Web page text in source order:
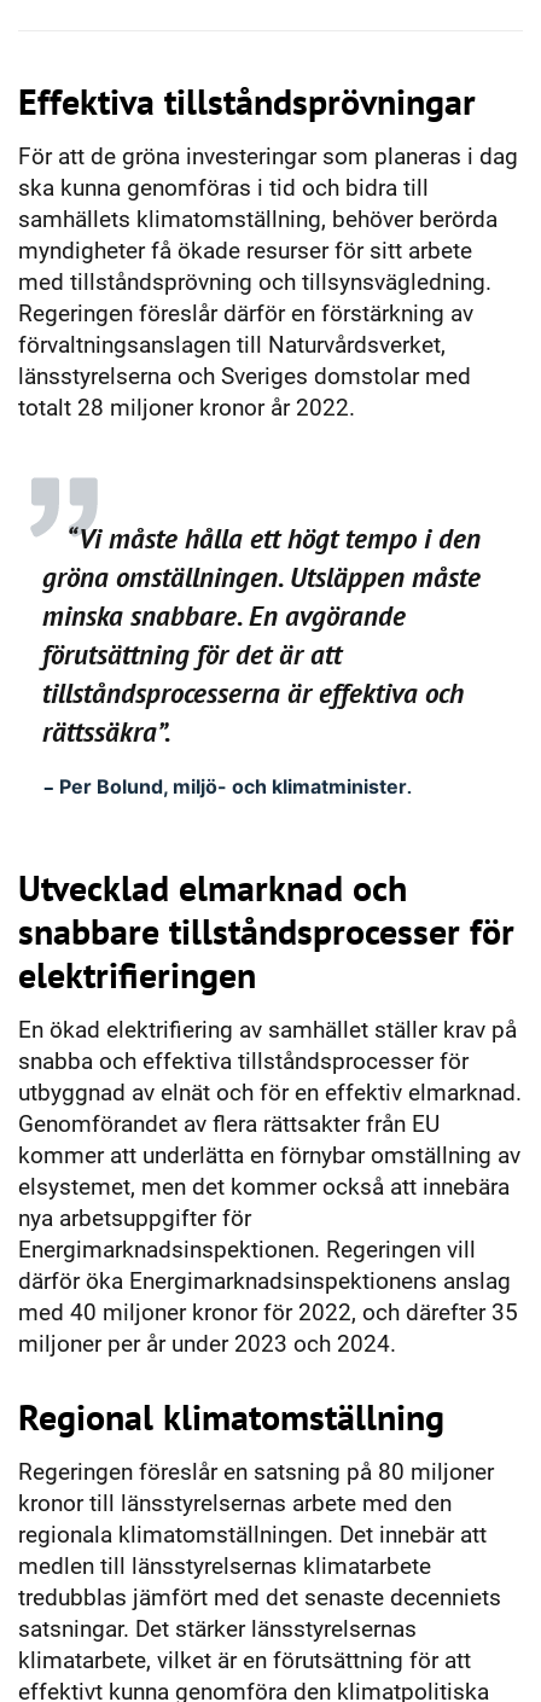
Effektiva tillståndsprövningar
För att de gröna investeringar som planeras i dag
ska kunna genomföras i tid och bidra till
samhällets klimatomställning, behöver berörda
myndigheter få ökade resurser för sitt arbete
med till­stånds­­prövning och tillsynsvägledning.
Regeringen föreslår därför en förstärkning av
förvaltningsanslagen till Naturvårdsverket,
länsstyrelserna och Sveriges domstolar med
totalt 28 miljoner kronor år 2022.
“Vi måste hålla ett högt tempo i den
gröna omställningen. Utsläppen måste
minska snabbare. En avgörande
förutsättning för det är att
tillståndsprocesserna är effektiva och
rättssäkra”.
– Per Bolund, miljö- och klimatminister.
Utvecklad elmarknad och
snabbare tillståndsprocesser för
elektrifieringen
En ökad elektrifiering av samhället ställer krav på
snabba och effektiva tillståndsprocesser för
utbyggnad av elnät och för en effektiv elmarknad.
Genomförandet av flera rättsakter från EU
kommer att underlätta en förnybar omställning av
elsystemet, men det kommer också att innebära
nya arbetsuppgifter för
Energimarknadsinspektionen. Regeringen vill
därför öka Energimarknadsinspektionens anslag
med 40 miljoner kronor för 2022, och därefter 35
miljoner per år under 2023 och 2024.
Regional klimatomställning
Regeringen föreslår en satsning på 80 miljoner
kronor till länsstyrelsernas arbete med den
regionala klimatomställningen. Det innebär att
medlen till länsstyrelsernas klimatarbete
tredubblas jämfört med det senaste decenniets
satsningar. Det stärker länsstyrelsernas
klimatarbete, vilket är en förutsättning för att
effektivt kunna genomföra den klimatpolitiska